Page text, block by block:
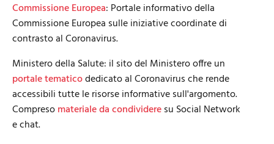
Commissione Europea: Portale informativo della
Commissione Europea sulle iniziative coordinate di
contrasto al Coronavirus.
Ministero della Salute: il sito del Ministero offre un
portale tematicodedicato al Coronavirus che rende
accessibili tutte le risorse informative sull'argomento.
Compresomateriale da condivideresu Social Network
e chat.